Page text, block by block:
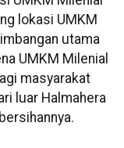
lokasi UMKM
utama
UMKM Milenial
masyarakat
luar Halmahera